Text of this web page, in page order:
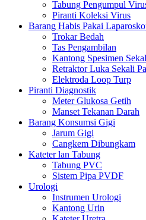
Tabung Pengumpul
Piranti Koleksi Virus
Barang Habis Pakai
Trokar Bedah
Tas Pengambilan
Kantong Spesimen
Retraktor Luka Sekali
Elektroda Loop Turp
Piranti Diagnostik
Meter Glukosa Getih
Manset Tekanan Darah
Barang Konsumsi Gigi
Jarum Gigi
Cangkem Dibungkam
Kateter lan Tabung
Tabung PVC
Sistem Pipa PVDF
Urologi
Instrumen Urologi
Kantong Urin